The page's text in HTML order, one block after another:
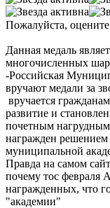
Пожалуйста, оцените
Данная медаль
многочисленных
-Российская
вручают медали за
вручается
развитие и
почетным
награжден
муниципальной
Правда на самом
почему тос февраля
награжденных, что
"академии"